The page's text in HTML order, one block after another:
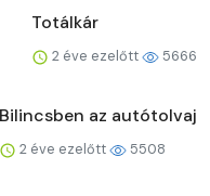
Totálkár
2 éve ezelőtt 5666
Bilincsben az autótolvaj
2 éve ezelőtt 5508